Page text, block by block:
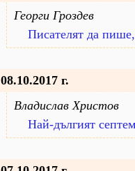
Георги Гроздев
Писателят да
08.10.2017 г.
Владислав Христов
Най-дългият